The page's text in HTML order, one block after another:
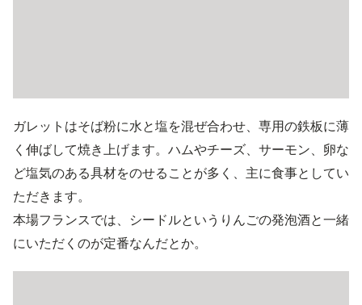
ガレットはそば粉に水と塩を混ぜ合わせ、専用の鉄板に薄
く伸ばして焼き上げます。ハムやチーズ、サーモン、卵な
ど塩気のある具材をのせることが多く、主に食事としてい
ただきます。
本場フランスでは、シードルというりんごの発泡酒と一緒
にいただくのが定番なんだとか。